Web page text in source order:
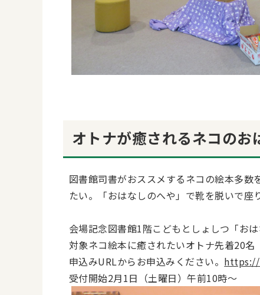
オトナが癒されるネコのお
図書館司書がおススメするネコの絵本多
たい。「おはなしのへや」で靴を脱いで座
会場記念図書館1階こどもとしょしつ「おは
対象ネコ絵本に癒されたいオトナ先着20名
申込みURLからお申込みください。
受付開始2月1日（土曜日）午前10時～